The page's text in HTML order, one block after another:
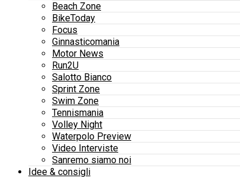
Beach Zone
BikeToday
Focus
Ginnasticomania
Motor News
Run2U
Salotto Bianco
Sprint Zone
Swim Zone
Tennismania
Volley Night
Waterpolo Preview
Video Interviste
Sanremo siamo noi
Idee & consigli